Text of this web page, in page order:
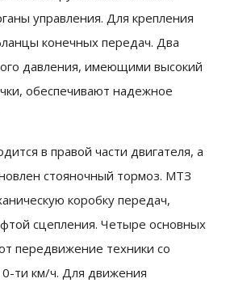
управления. Для крепления
конечных передач. Два
давления, имеющими высокий
обеспечивают надежное
в правой части двигателя, а
стояночный тормоз. МТЗ
коробку передач,
сцепления. Четыре основных
передвижение техники со
ти км/ч. Для движения